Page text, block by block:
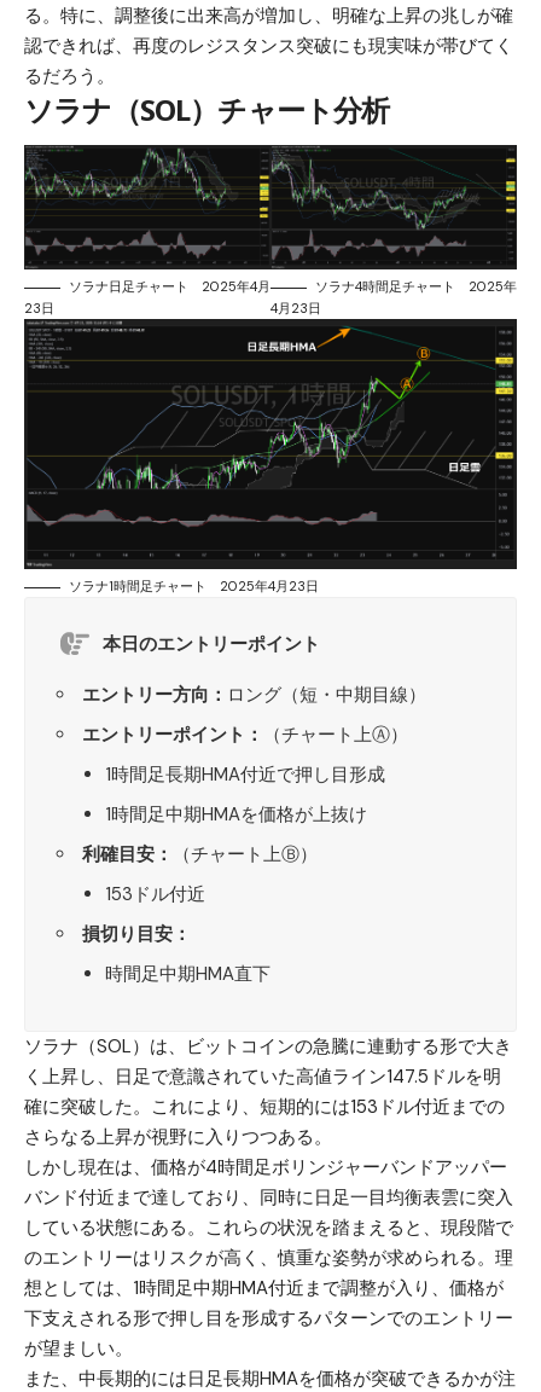
る。特に、調整後に出来高が増加し、明確な上昇の兆しが確
認できれば、再度のレジスタンス突破にも現実味が帯びてく
るだろう。
ソラナ（SOL）チャート分析
ソラナ日足チャート 2025年4月
23日
ソラナ4時間足チャート 2025年
4月23日
ソラナ1時間足チャート 2025年4月23日
本日のエントリーポイント
エントリー方向： ロング（短・中期目線）
エントリーポイント：
（チャート上Ⓐ）
1時間足長期HMA付近で押し目形成
1時間足中期HMAを価格が上抜け
利確目安：
（チャート上Ⓑ）
153ドル付近
損切り目安：
時間足中期HMA直下
ソラナ（SOL） は、ビットコインの急騰に連動する形で大き
く上昇し、日足で意識されていた高値ライン147.5ドルを明
確に突破した。これにより、短期的には153ドル付近までの
さらなる上昇が視野に入りつつある。
しかし現在は、価格が4時間足ボリンジャーバンドアッパー
バンド付近まで達しており、同時に日足一目均衡表雲に突入
している状態にある。これらの状況を踏まえると、現段階で
のエントリーはリスクが高く、慎重な姿勢が求められる。理
想としては、1時間足中期HMA付近まで調整が入り、価格が
下支えされる形で押し目を形成するパターンでのエントリー
が望ましい。
また、中長期的には日足長期HMAを価格が突破できるかが注